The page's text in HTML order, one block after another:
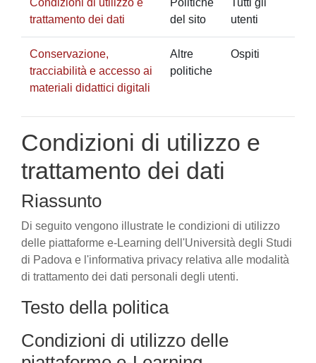
Condizioni di utilizzo e
trattamento dei dati
Politiche
del sito
Tutti gli
utenti
Conservazione,
tracciabilità e accesso ai
materiali didattici digitali
Altre
politiche
Ospiti
Condizioni di utilizzo e
trattamento dei dati
Riassunto
Di seguito vengono illustrate le condizioni di utilizzo
delle piattaforme e-Learning dell'Università degli Studi
di Padova e l'informativa privacy relativa alle modalità
di trattamento dei dati personali degli utenti.
Testo della politica
Condizioni di utilizzo delle